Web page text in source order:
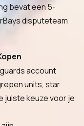
bevat een 5-
disputeteam
account
units, star
juiste keuze voor je